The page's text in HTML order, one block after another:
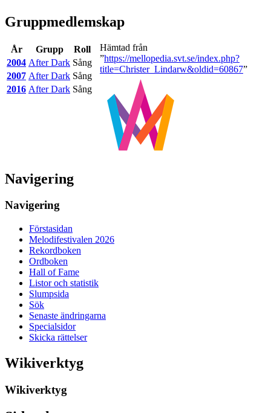
Gruppmedlemskap
År Grupp
Roll
2004 After Dark Sång
2007 After Dark Sång
2016 After Dark Sång
Hämtad från
”https://mellopedia.svt.se/index.php?
title=Christer_Lindarw&oldid=60867”
Navigering
Navigering
Förstasidan
Melodifestivalen 2026
Rekordboken
Ordboken
Hall of Fame
Listor och statistik
Slumpsida
Sök
Senaste ändringarna
Specialsidor
Skicka rättelser
Wikiverktyg
Wikiverktyg